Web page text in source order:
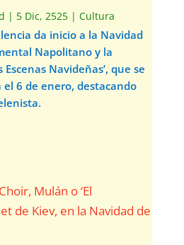
| 5 Dic, 2525| Cultura
da inicio a la Navidad
Napolitano y la
Navideñas’, que se
6 de enero, destacando